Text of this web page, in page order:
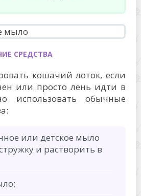
СРЕДСТВА
кошачий лоток, если
или просто лень идти в
использовать обычные
или детское мыло
и растворить в